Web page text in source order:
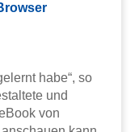
habe“, so
und
von